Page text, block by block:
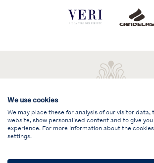
We use cookies
We may place these for analysis of our visitor data,
website, show personalised content and to give
experience. For more information about the
settings.